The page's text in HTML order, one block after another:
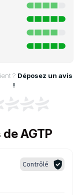
? Déposez un avis
!
AGTP
Contrôlé